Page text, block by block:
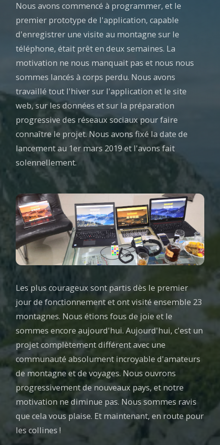
Nous avons commencé à programmer, et le
premier prototype de l'application, capable
d'enregistrer une visite au montagne sur le
téléphone, était prêt en deux semaines. La
motivation ne nous manquait pas et nous nous
sommes lancés à corps perdu. Nous avons
travaillé tout l'hiver sur l'application et le site
web, sur les données et sur la préparation
progressive des réseaux sociaux pour faire
connaître le projet. Nous avons fixé la date de
lancement au 1er mars 2019 et l'avons fait
solennellement.
Les plus courageux sont partis dès le premier
jour de fonctionnement et ont visité ensemble 23
montagnes. Nous étions fous de joie et le
sommes encore aujourd'hui. Aujourd'hui, c'est un
projet complètement différent avec une
communauté absolument incroyable d'amateurs
de montagne et de voyages. Nous ouvrons
progressivement de nouveaux pays, et notre
motivation ne diminue pas. Nous sommes ravis
que cela vous plaise. Et maintenant, en route pour
les collines !